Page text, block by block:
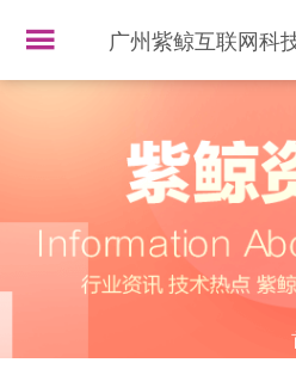
广州紫鲸互联网科